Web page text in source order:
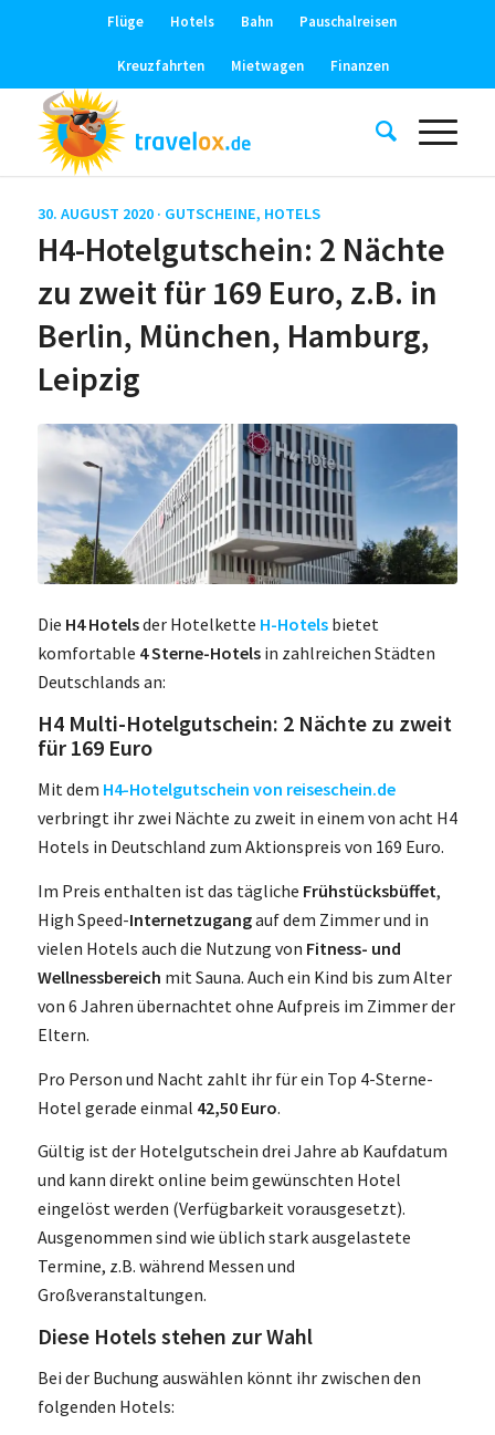
Flüge Hotels Bahn Pauschalreisen
Kreuzfahrten Mietwagen Finanzen
30. AUGUST 2020 · GUTSCHEINE, HOTELS
H4-Hotelgutschein: 2 Nächte
zu zweit für 169 Euro, z.B. in
Berlin, München, Hamburg,
Leipzig
Die H4 Hotelsder Hotelkette H-Hotelsbietet
komfortable 4 Sterne-Hotelsin zahlreichen Städten
Deutschlands an:
H4 Multi-Hotelgutschein: 2 Nächte zu zweit
für 169 Euro
Mit dem H4-Hotelgutschein von reiseschein.de
verbringt ihr zwei Nächte zu zweit in einem von acht H4
Hotels in Deutschland zum Aktionspreis von 169 Euro.
Im Preis enthalten ist das tägliche Frühstücksbüffet,
High Speed-Internetzugangauf dem Zimmer und in
vielen Hotels auch die Nutzung von Fitness- und
Wellnessbereich mit Sauna. Auch ein Kind bis zum Alter
von 6 Jahren übernachtet ohne Aufpreis im Zimmer der
Eltern.
Pro Person und Nacht zahlt ihr für ein Top 4-Sterne-
Hotel gerade einmal 42,50 Euro.
Gültig ist der Hotelgutschein drei Jahre ab Kaufdatum
und kann direkt online beim gewünschten Hotel
eingelöst werden (Verfügbarkeit vorausgesetzt).
Ausgenommen sind wie üblich stark ausgelastete
Termine, z.B. während Messen und
Großveranstaltungen.
Diese Hotels stehen zur Wahl
Bei der Buchung auswählen könnt ihr zwischen den
folgenden Hotels: